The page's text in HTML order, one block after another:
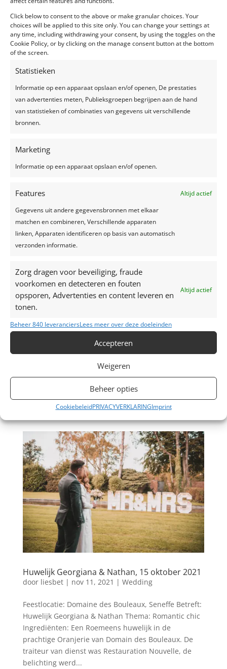
Click below to consent to the above or make granular choices. Your
choices will be applied to this site only. You can change your settings at
any time, including withdrawing your consent, by using the toggles on the
Cookie Policy, or by clicking on the manage consent button at the bottom
of the screen.
Statistieken
Informatie op een apparaat opslaan en/of openen, De prestaties
van advertenties meten, Publieksgroepen begrijpen aan de hand
van statistieken of combinaties van gegevens uit verschillende
bronnen.
Marketing
Informatie op een apparaat opslaan en/of openen.
Features
Altijd actief
Gegevens uit andere gegevensbronnen met elkaar
matchen en combineren, Verschillende apparaten
linken, Apparaten identificeren op basis van automatisch
verzonden informatie.
Zorg dragen voor beveiliging, fraude
voorkomen en detecteren en fouten
opsporen, Advertenties en content leveren en
tonen.
Altijd actief
Beheer 840 leveranciersLees meer over deze doeleinden
Accepteren
Weigeren
Beheer opties
CookiebeleidPRIVACYVERKLARINGImprint
Huwelijk Kimberly & Steven, 28 mei 2022
doorMaison des Fêtes|jul 12, 2022 |Wedding
Eventlocatie: Hof te Rhode, Diest Betreft: Huwelijk
verzorgde de styling en de organisatie van het
huwelijk. Het kleurenpalet bestond uit goud en
koraal. Het kerkelijk huwelijk vond plaats in de...
Huwelijk Jolien & Joachim, 30 oktober 2021
doorliesbet|nov 11, 2021|Wedding
Feestlocatie: Zaal Eikenbos, Lummen Betreft:
Ingrediënten: Het huwelijkspaar vroeg me om de
steken. De zaal werd voorzien van een black box en
mooie belichting zoals...
Huwelijk Georgiana & Nathan, 15 oktober 2021
door liesbet| nov 11, 2021 | Wedding
Feestlocatie: Domaine des Bouleaux, Seneffe Betreft:
Huwelijk Georgiana & Nathan Thema: Romantic chic
Ingrediënten: Een Roemeens huwelijk in de
prachtige Oranjerie van Domain des Bouleaux. De
traiteur van dienst was Restauration Nouvelle, de
belichting werd...